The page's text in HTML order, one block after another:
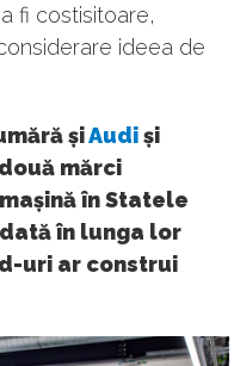
fi costisitoare,
ideea de
șiAudiși
mărci
în Statele
în lunga lor
uri ar construi